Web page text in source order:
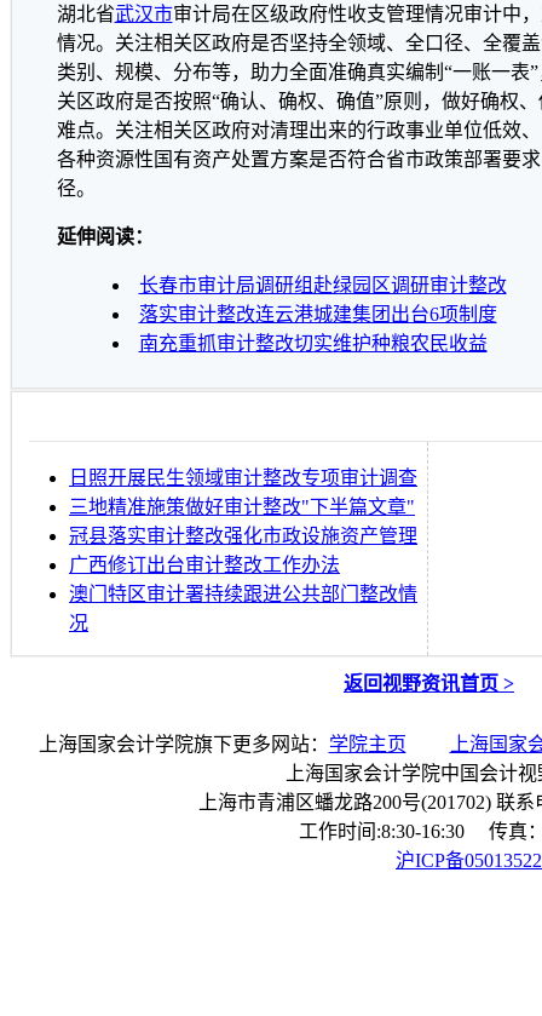
湖北省武汉市审计局在区级政府性收支管理情况审计中
情况。关注相关区政府是否坚持全领域、全口径、全覆
类别、规模、分布等，助力全面准确真实编制“一账一表
关区政府是否按照“确认、确权、确值”原则，做好确权
难点。关注相关区政府对清理出来的行政事业单位低效
各种资源性国有资产处置方案是否符合省市政策部署要
径。
延伸阅读：
长春市审计局调研组赴绿园区调研审计整改
落实审计整改连云港城建集团出台6项制度
南充重抓审计整改切实维护种粮农民收益
日照开展民生领域审计整改专项审计调查
三地精准施策做好审计整改"下半篇文章"
冠县落实审计整改强化市政设施资产管理
广西修订出台审计整改工作办法
澳门特区审计署持续跟进公共部门整改情
况
返回视野资讯首页 >
上海国家会计学院旗下更多网站： 学院主页
上海国家
上海国家会计学院中国会计
上海市青浦区蟠龙路200号(201702) 联系
工作时间:8:30-16:30 传真：
沪ICP备